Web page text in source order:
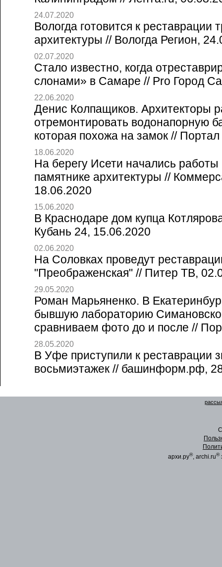
24.07.2020
Вологда готовится к реставрации
архитектуры // Вологда Регион,
02.07.2020
Стало известно, когда
слонами» в Самаре // Pro Город
22.06.2020
Денис Колпащиков. Архитекторы
отремонтировать водонапорную
которая похожа на замок //
18.06.2020
На берегу Исети начались
памятнике архитектуры //
18.06.2020
15.06.2020
В Краснодаре дом купца
Кубань 24, 15.06.2020
02.06.2020
На Соловках проведут
"Преображенская" // Питер ТВ,
29.05.2020
Роман Марьяненко. В
бывшую лабораторию
сравниваем фото до и после //
28.05.2020
В Уфе приступили к реставрации
восьмиэтажек // башинформ.рф,
архи.ру®, archi.ru®